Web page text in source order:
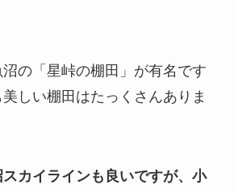
の「星峠の棚田」が有名です
しい棚田はたっくさんありま
カイラインも良いですが、小